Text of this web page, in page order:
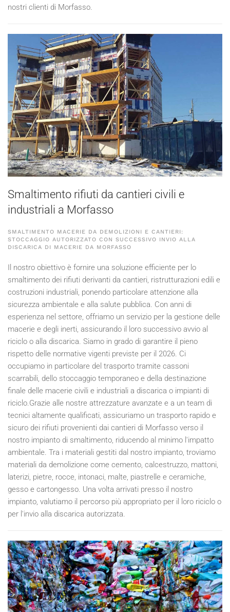
nostri clienti di Morfasso.
Smaltimento rifiuti da cantieri civili e
industriali a Morfasso
SMALTIMENTO MACERIE DA DEMOLIZIONI E CANTIERI:
STOCCAGGIO AUTORIZZATO CON SUCCESSIVO INVIO ALLA
DISCARICA DI MACERIE DA MORFASSO
Il nostro obiettivo è fornire una soluzione efficiente per lo
smaltimento dei rifiuti derivanti da cantieri, ristrutturazioni edili e
costruzioni industriali, ponendo particolare attenzione alla
sicurezza ambientale e alla salute pubblica. Con anni di
esperienza nel settore, offriamo un servizio per la gestione delle
macerie e degli inerti, assicurando il loro successivo avvio al
riciclo o alla discarica. Siamo in grado di garantire il pieno
rispetto delle normative vigenti previste per il 2026. Ci
occupiamo in particolare del trasporto tramite cassoni
scarrabili, dello stoccaggio temporaneo e della destinazione
finale delle macerie civili e industriali a discarica o impianti di
riciclo.Grazie alle nostre attrezzature avanzate e a un team di
tecnici altamente qualificati, assicuriamo un trasporto rapido e
sicuro dei rifiuti provenienti dai cantieri di Morfasso verso il
nostro impianto di smaltimento, riducendo al minimo l'impatto
ambientale. Tra i materiali gestiti dal nostro impianto, troviamo
materiali da demolizione come cemento, calcestruzzo, mattoni,
laterizi, pietre, rocce, intonaci, malte, piastrelle e ceramiche,
gesso e cartongesso. Una volta arrivati presso il nostro
impianto, valutiamo il percorso più appropriato per il loro riciclo o
per l'invio alla discarica autorizzata.